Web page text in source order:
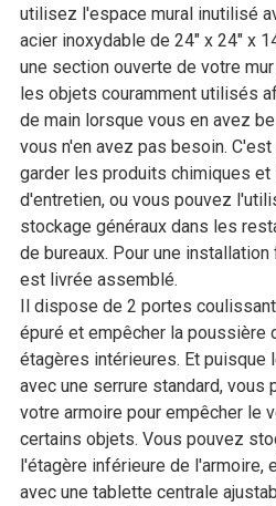
utilisez l'espace mural inutilisé
acier inoxydable de 24" x 24" x
une section ouverte de votre
les objets couramment utilisés
de main lorsque vous en avez
vous n'en avez pas besoin.
garder les produits chimiques
d'entretien, ou vous pouvez
stockage généraux dans les
de bureaux. Pour une
est livrée assemblé.
Il dispose de 2 portes
épuré et empêcher la poussière
étagères intérieures. Et
avec une serrure standard,
votre armoire pour empêcher le
certains objets. Vous pouvez
l'étagère inférieure de l'armoire,
avec une tablette centrale